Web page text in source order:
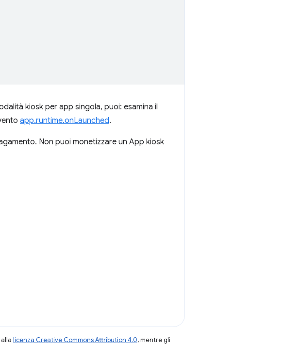
kiosk per app singola, puoi: esamina il
app.runtime.onLaunched.
Non puoi monetizzare un App kiosk
licenza Creative Commons Attribution 4.0, mentre gli